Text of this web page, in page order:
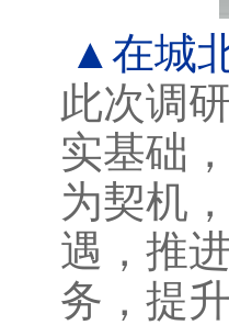
▲在城
此次调
实基础
为契机
遇，推
务，提